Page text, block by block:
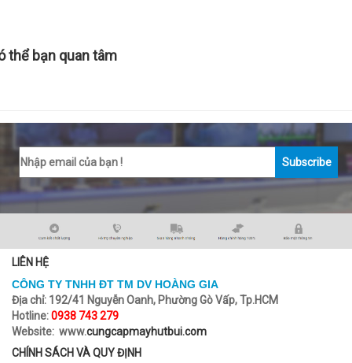
thể bạn quan tâm
Subscribe
LIÊN HỆ
CÔNG TY TNHH ĐT TM DV HOÀNG GIA
Địa chỉ: 192/41 Nguyễn Oanh, Phường Gò Vấp, Tp.HCM
Hotline:0938 743 279
Website: www.cungcapmayhutbui.com
CHÍNH SÁCH VÀ QUY ĐỊNH